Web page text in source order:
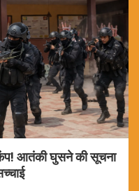
आतंकी घुसने की सूचना